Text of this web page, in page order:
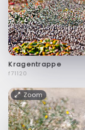
Kragentrappe
f71120
Zoom